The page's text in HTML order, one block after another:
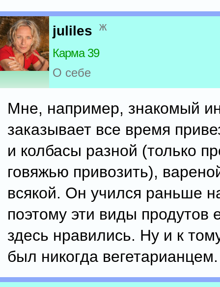
juliles ж
Карма 39
О себе
Мне, например, знакомый
заказывает все время
и колбасы разной (только
говяжью привозить),
всякой. Он учился раньше
поэтому эти виды продутов
здесь нравились. Ну и к
был никогда вегетарианцем.